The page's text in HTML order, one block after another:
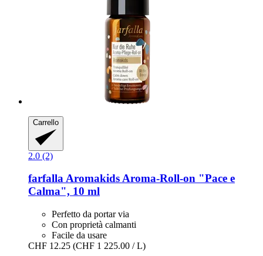
Carrello
2.0 (2)
farfallaAromakids Aroma-​Roll-​on "Pace e
Calma", 10 ml
Perfetto da portar via
Con proprietà calmanti
Facile da usare
CHF 12.25 (CHF 1 225.00 / L)